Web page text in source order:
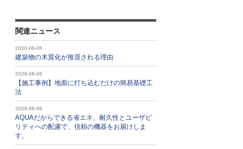
関連ニュース
2026-08-06
建築物の木質化が推奨される理由
2026-08-06
【施工事例】地面に打ち込むだけの簡易基礎工
法
2026-08-06
AQUAだからできる省エネ、耐久性とユーザビ
リティへの配慮で、信頼の機器をお届けしま
す。